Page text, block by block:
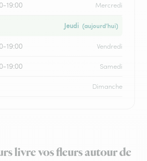
19:00 Mercredi
Jeudi (aujourd’hui)
19:00 Vendredi
19:00 Samedi
Dimanche
livre vos fleurs autour de